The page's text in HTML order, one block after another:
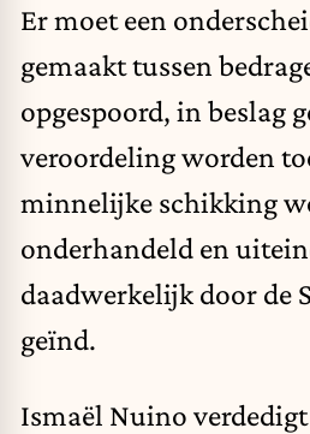
Er moet een
gemaakt tussen
opgespoord, in beslag
veroordeling worden
minnelijke schikking
onderhandeld en
daadwerkelijk door de
geïnd.
Ismaël Nuino